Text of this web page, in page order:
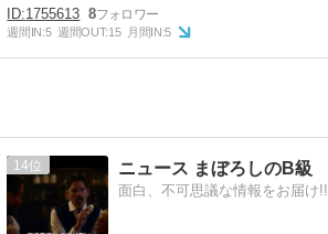
1755613 8
週間IN:5 週間OUT:15 月間IN:5
14 ニュース まぼろしのB級
面白、不可思議な情報をお届け!!